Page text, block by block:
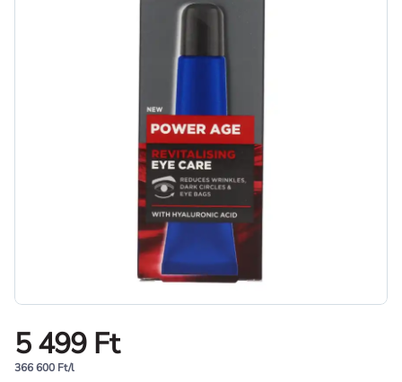
5 499 Ft
366 600 Ft/l